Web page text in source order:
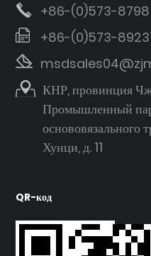
+86-(0)573-
+86-(0)573-
КНР, провинция
Промышленный
основовязального
Хунци, д. 11
QR-код